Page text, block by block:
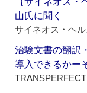
山氏に聞く
サイネオス・ヘ
治験文書の翻訳
導入できるかー